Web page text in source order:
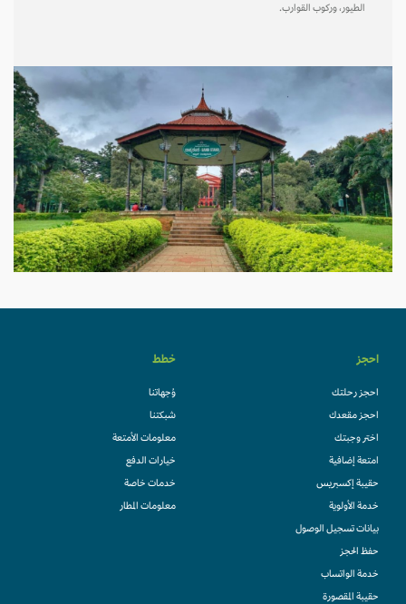
الطيور، وركوب القوارب.
احجز
احجز رحلتك
احجز مقعدك
اختر وجبتك
امتعة إضافية
حقيبة إكسبريس
خدمة الأولوية
بيانات تسجيل الوصول
حفظ الحجز
خدمة الواتساب
حقيبة المقصورة
خطط
وُجهاتنا
شبكتنا
معلومات الأمتعة
خيارات الدفع
خدمات خاصة
معلومات المطار